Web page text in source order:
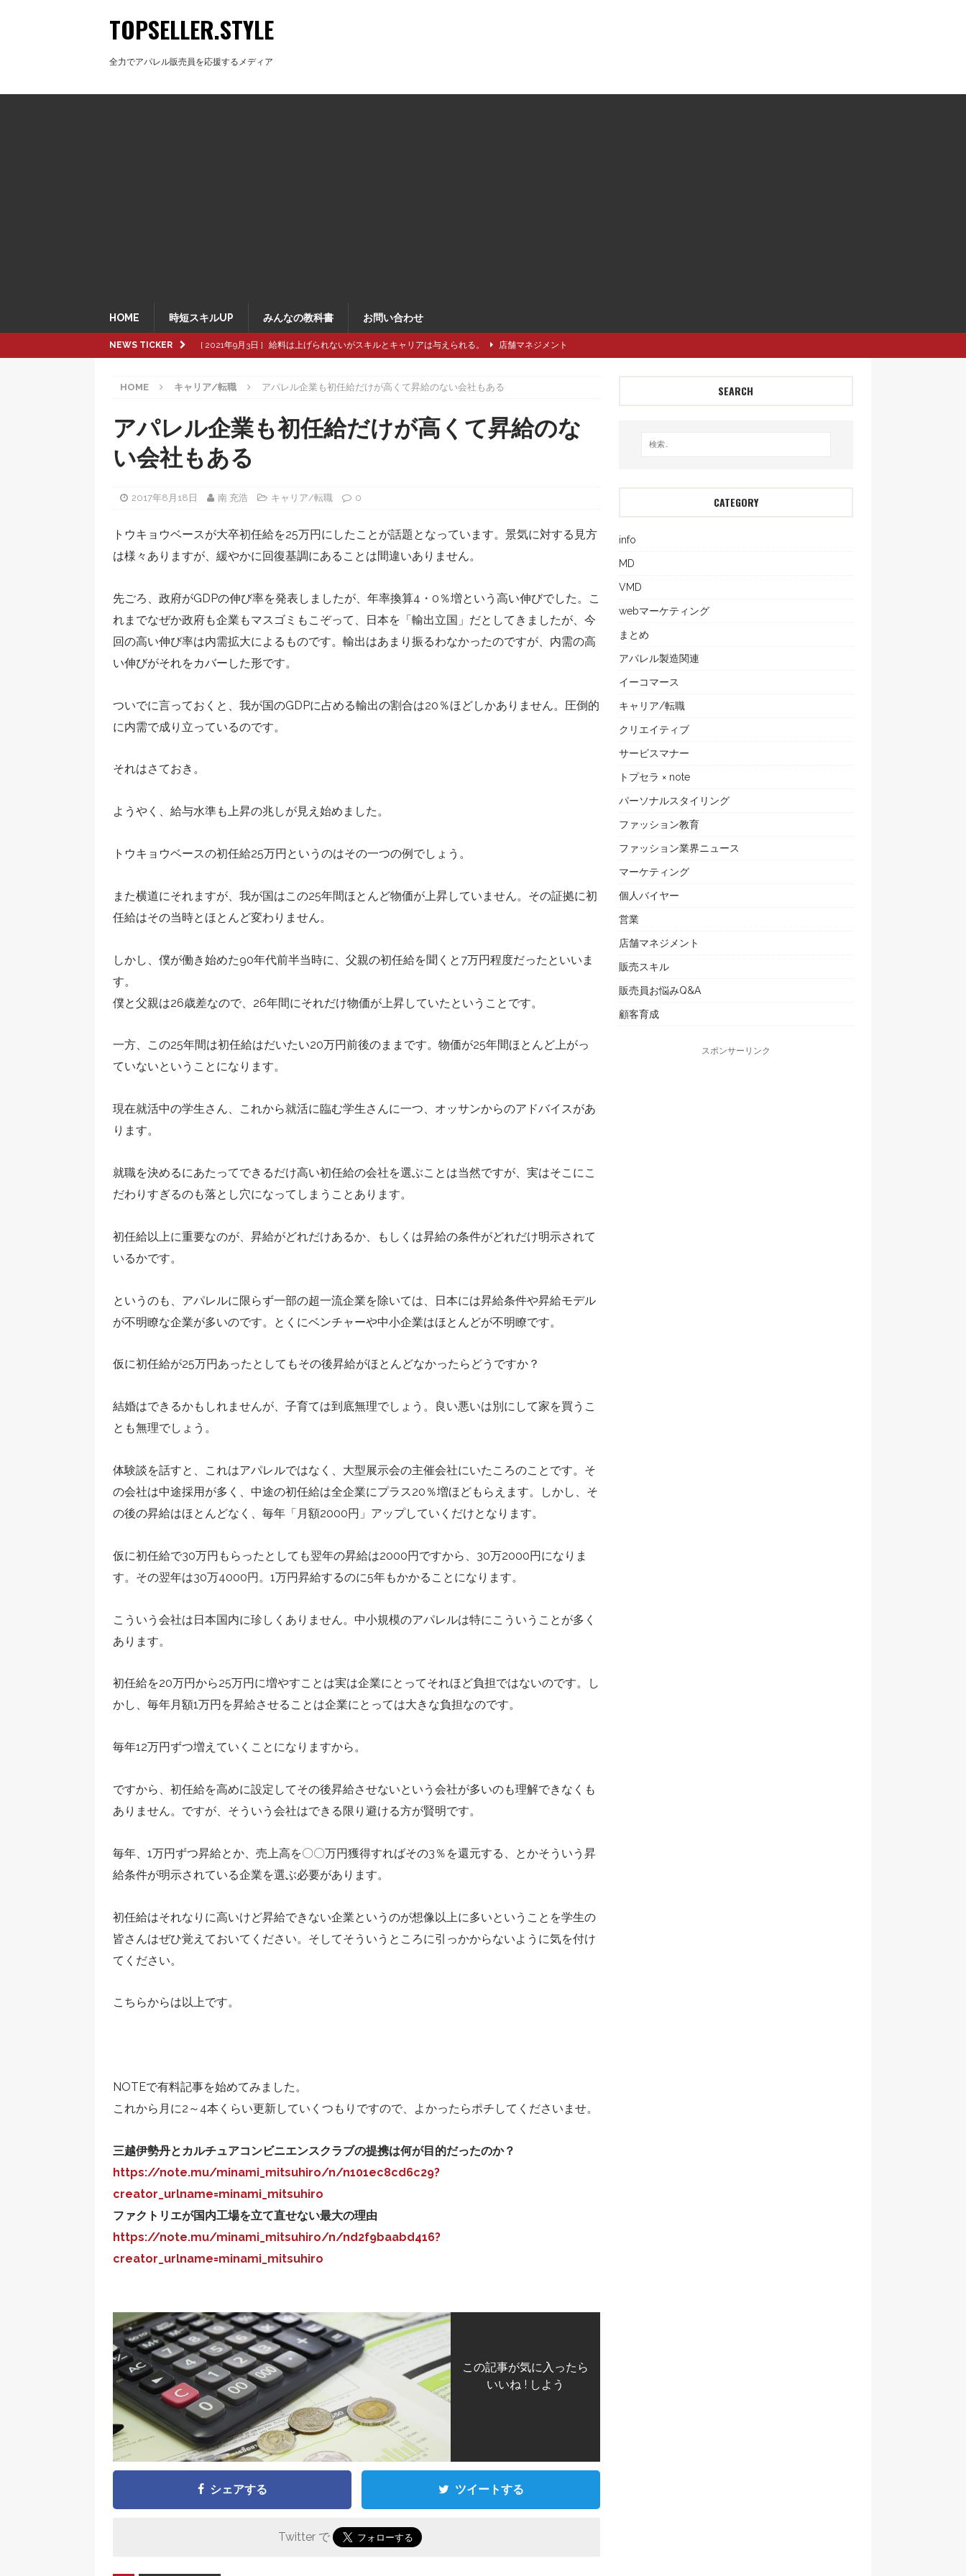
TOPSELLER.STYLE
全力でアパレル販売員を応援するメディア
HOME 時短スキルUP みんなの教科書 お問い合わせ
NEWS TICKER [ 2021年9月3日 ] 給料は上げられないがスキルとキャリアは与えられる。 店舗マネジメント
[ 2021年8月8日 ] 退職交渉中に強い引き留め。どうする？ キャリア/転職
[ 2021年8月6日 ] 転職活動で大事にしたい5つのステップ キャリア/転職
[ 2021年9月16日 ] pop upで独自性と費用削減を同時に成立させるには？
HOME キャリア/転職 アパレル企業も初任給だけが高くて昇給のない会社もある
アパレル企業も初任給だけが高くて昇給のな
い会社もある
2017年8月18日 南 充浩 キャリア/転職 0
トウキョウベースが大卒初任給を25万円にしたことが話題となっています。景気に対する見方
は様々ありますが、緩やかに回復基調にあることは間違いありません。
先ごろ、政府がGDPの伸び率を発表しましたが、年率換算4・0％増という高い伸びでした。こ
れまでなぜか政府も企業もマスゴミもこぞって、日本を「輸出立国」だとしてきましたが、今
回の高い伸び率は内需拡大によるものです。輸出はあまり振るわなかったのですが、内需の高
い伸びがそれをカバーした形です。
ついでに言っておくと、我が国のGDPに占める輸出の割合は20％ほどしかありません。圧倒的
に内需で成り立っているのです。
それはさておき。
ようやく、給与水準も上昇の兆しが見え始めました。
トウキョウベースの初任給25万円というのはその一つの例でしょう。
また横道にそれますが、我が国はこの25年間ほとんど物価が上昇していません。その証拠に初
任給はその当時とほとんど変わりません。
しかし、僕が働き始めた90年代前半当時に、父親の初任給を聞くと7万円程度だったといいま
す。
僕と父親は26歳差なので、26年間にそれだけ物価が上昇していたということです。
一方、この25年間は初任給はだいたい20万円前後のままです。物価が25年間ほとんど上がっ
ていないということになります。
現在就活中の学生さん、これから就活に臨む学生さんに一つ、オッサンからのアドバイスがあ
ります。
就職を決めるにあたってできるだけ高い初任給の会社を選ぶことは当然ですが、実はそこにこ
だわりすぎるのも落とし穴になってしまうことあります。
初任給以上に重要なのが、昇給がどれだけあるか、もしくは昇給の条件がどれだけ明示されて
いるかです。
というのも、アパレルに限らず一部の超一流企業を除いては、日本には昇給条件や昇給モデル
が不明瞭な企業が多いのです。とくにベンチャーや中小企業はほとんどが不明瞭です。
仮に初任給が25万円あったとしてもその後昇給がほとんどなかったらどうですか？
結婚はできるかもしれませんが、子育ては到底無理でしょう。良い悪いは別にして家を買うこ
とも無理でしょう。
体験談を話すと、これはアパレルではなく、大型展示会の主催会社にいたころのことです。そ
の会社は中途採用が多く、中途の初任給は全企業にプラス20％増ほどもらえます。しかし、そ
の後の昇給はほとんどなく、毎年「月額2000円」アップしていくだけとなります。
仮に初任給で30万円もらったとしても翌年の昇給は2000円ですから、30万2000円になりま
す。その翌年は30万4000円。1万円昇給するのに5年もかかることになります。
こういう会社は日本国内に珍しくありません。中小規模のアパレルは特にこういうことが多く
あります。
初任給を20万円から25万円に増やすことは実は企業にとってそれほど負担ではないのです。し
かし、毎年月額1万円を昇給させることは企業にとっては大きな負担なのです。
毎年12万円ずつ増えていくことになりますから。
ですから、初任給を高めに設定してその後昇給させないという会社が多いのも理解できなくも
ありません。ですが、そういう会社はできる限り避ける方が賢明です。
毎年、1万円ずつ昇給とか、売上高を〇〇万円獲得すればその3％を還元する、とかそういう昇
給条件が明示されている企業を選ぶ必要があります。
初任給はそれなりに高いけど昇給できない企業というのが想像以上に多いということを学生の
皆さんはぜひ覚えておいてください。そしてそういうところに引っかからないように気を付け
てください。
こちらからは以上です。
NOTEで有料記事を始めてみました。
これから月に2～4本くらい更新していくつもりですので、よかったらポチしてくださいませ。
三越伊勢丹とカルチュアコンビニエンスクラブの提携は何が目的だったのか？
https://note.mu/minami_mitsuhiro/n/n101ec8cd6c29?
creator_urlname=minami_mitsuhiro
ファクトリエが国内工場を立て直せない最大の理由
https://note.mu/minami_mitsuhiro/n/nd2f9baabd416?
creator_urlname=minami_mitsuhiro
この記事が気に入ったら
いいね ! しよう
シェアする ツイートする
Twitter で
SEARCH
CATEGORY
info
MD
VMD
webマーケティング
まとめ
アパレル製造関連
イーコマース
キャリア/転職
クリエイティブ
サービスマナー
トプセラ × note
パーソナルスタイリング
ファッション教育
ファッション業界ニュース
マーケティング
個人バイヤー
営業
店舗マネジメント
販売スキル
販売員お悩みQ&A
顧客育成
スポンサーリンク